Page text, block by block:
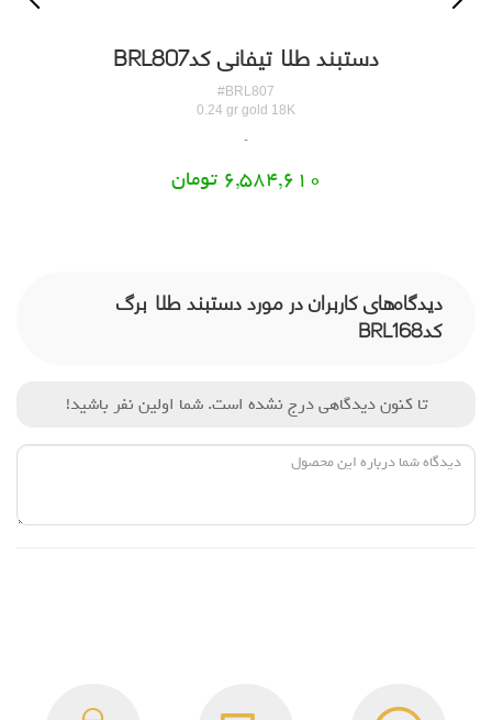
دستبند طلا تیفانی کدBRL807
#BRL807
0.24 gr gold 18K
6,584,610 تومان
دیدگاه‌های کاربران در مورد دستبند طلا برگ
کدBRL168
تا کنون دیدگاهی درج نشده است. شما اولین نفر باشید!